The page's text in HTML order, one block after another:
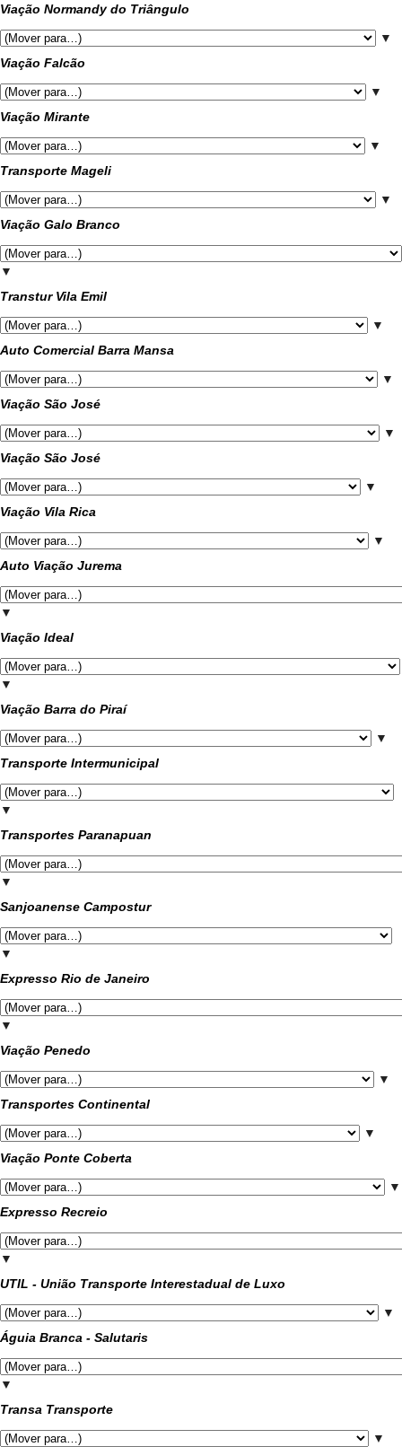
Viação Normandy do Triângulo
▼
Viação Falcão
▼
Viação Mirante
▼
Transporte Mageli
▼
Viação Galo Branco
▼
Transtur Vila Emil
▼
Auto Comercial Barra Mansa
▼
Viação São José
▼
Viação São José
▼
Viação Vila Rica
▼
Auto Viação Jurema
▼
Viação Ideal
▼
Viação Barra do Piraí
▼
Transporte Intermunicipal
▼
Transportes Paranapuan
▼
Sanjoanense Campostur
▼
Expresso Rio de Janeiro
▼
Viação Penedo
▼
Transportes Continental
▼
Viação Ponte Coberta
▼
Expresso Recreio
▼
UTIL - União Transporte Interestadual de Luxo
▼
Águia Branca - Salutaris
▼
Transa Transporte
▼